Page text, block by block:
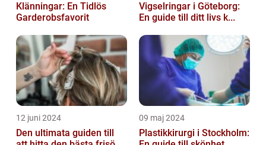
Klänningar: En Tidlös
Garderobsfavorit
Vigselringar i Göteborg:
En guide till ditt livs k...
12 juni 2024
Den ultimata guiden till
09 maj 2024
Plastikkirurgi i Stockholm: